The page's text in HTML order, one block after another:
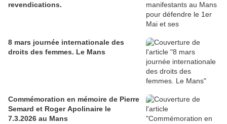
revendications.
8 mars journée internationale des
droits des femmes. Le Mans
Commémoration en mémoire de Pierre
Semard et Roger Apolinaire le
7.3.2026 au Mans